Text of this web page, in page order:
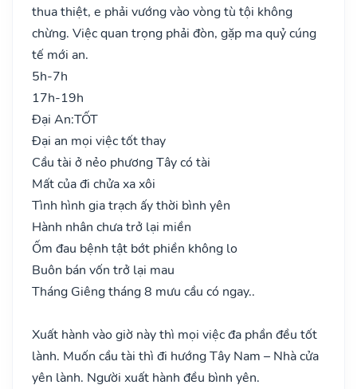
thua thiệt, e phải vướng vào vòng tù tội không
chừng. Việc quan trọng phải đòn, gặp ma quỷ cúng
tế mới an.
5h-7h
17h-19h
Đại An:TỐT
Đại an mọi việc tốt thay
Cầu tài ở nẻo phương Tây có tài
Mất của đi chửa xa xôi
Tình hình gia trạch ấy thời bình yên
Hành nhân chưa trở lại miền
Ốm đau bệnh tật bớt phiền không lo
Buôn bán vốn trở lại mau
Tháng Giêng tháng 8 mưu cầu có ngay..
Xuất hành vào giờ này thì mọi việc đa phần đều tốt
lành. Muốn cầu tài thì đi hướng Tây Nam – Nhà cửa
yên lành. Người xuất hành đều bình yên.